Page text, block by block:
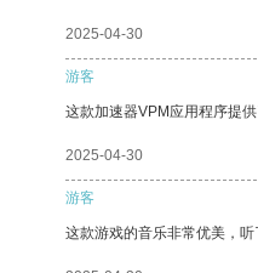
2025-04-30
游客
这款加速器VPM应用程序提
2025-04-30
游客
这款游戏的音乐非常优美，听